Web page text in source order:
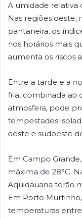
A umidade
Nas regiões oeste,
pantaneira, os
nos horários mais
aumenta os riscos
Entre a tarde e a
fria, combinada ao
atmosfera, pode
tempestades
oeste e sudoeste
Em Campo
máxima de 28°C.
Aquidauana terão
Em Porto
temperaturas entre